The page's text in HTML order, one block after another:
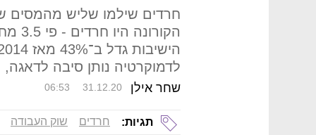
לדמוקרטיה נותן סיבה לדאגה,
שחר אילן 06:53 31.12.20
תגיות: חרדים שוק העבודה